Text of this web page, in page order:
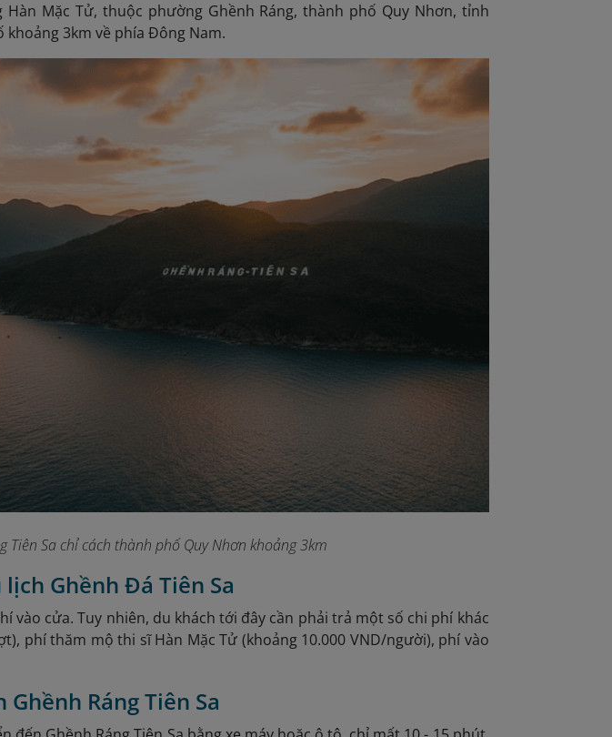
Mặc Tử, thuộc phường Ghềnh Ráng, thành phố Quy Nhơn, tỉnh
3km về phía Đông Nam.
Tiên Sa chỉ cách thành phố Quy Nhơn khoảng 3km
Ghềnh Đá Tiên Sa
vào cửa. Tuy nhiên, du khách tới đây cần phải trả một số chi phí khác
phí thăm mộ thi sĩ Hàn Mặc Tử (khoảng 10.000 VND/người), phí vào
Ráng Tiên Sa